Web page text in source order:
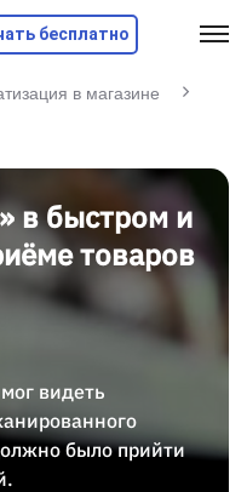
бесплатно
в магазине
в быстром и
товаров
видеть
было прийти